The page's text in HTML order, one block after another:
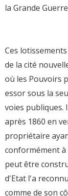
la Grande
Ces
de la cité
où les Pouvoirs
essor sous la
voies publiques.
après 1860 en
propriétaire
conformément
peut être
d'Etat l'a
comme de son